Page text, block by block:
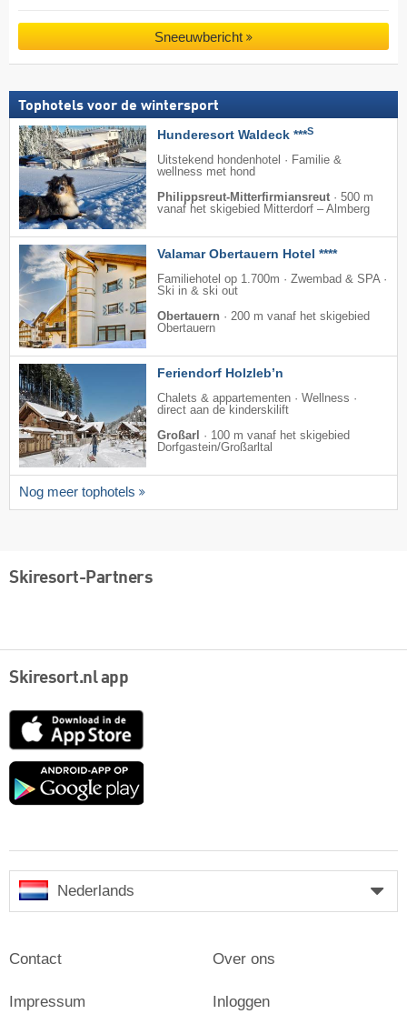
Sneeuwbericht
Tophotels voor de wintersport
Hunderesort Waldeck ***S
Uitstekend hondenhotel · Familie &
wellness met hond
Philippsreut-Mitterfirmiansreut · 500 m
vanaf het skigebied Mitterdorf – Almberg
Valamar Obertauern Hotel ****
Familiehotel op 1.700m · Zwembad & SPA ·
Ski in & ski out
Obertauern · 200 m vanaf het skigebied
Obertauern
Feriendorf Holzleb’n
Chalets & appartementen · Wellness ·
direct aan de kinderskilift
Großarl
· 100 m vanaf het skigebied
Dorfgastein/​Großarltal
Nog meer tophotels
Skiresort-Partners
Skiresort.nl app
App
Google
Nederlands
Contact
Impressum
Over ons
Inloggen